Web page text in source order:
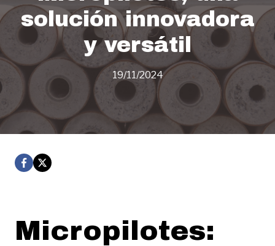
solución innovadora
y versátil
19/11/2024
Micropilotes: